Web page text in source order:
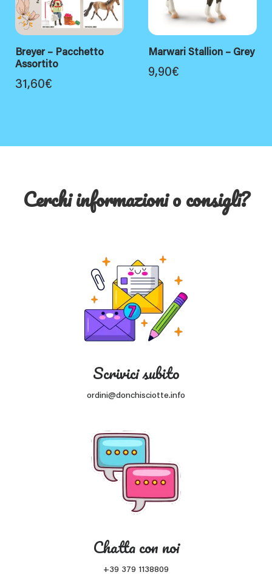
Breyer – Pacchetto
Assortito
31,60€
Marwari Stallion – Grey
9,90€
Cerchi informazioni o consigli?
Scrivici subito
ordini@donchisciotte.info
Chatta con noi
+39 379 1138809